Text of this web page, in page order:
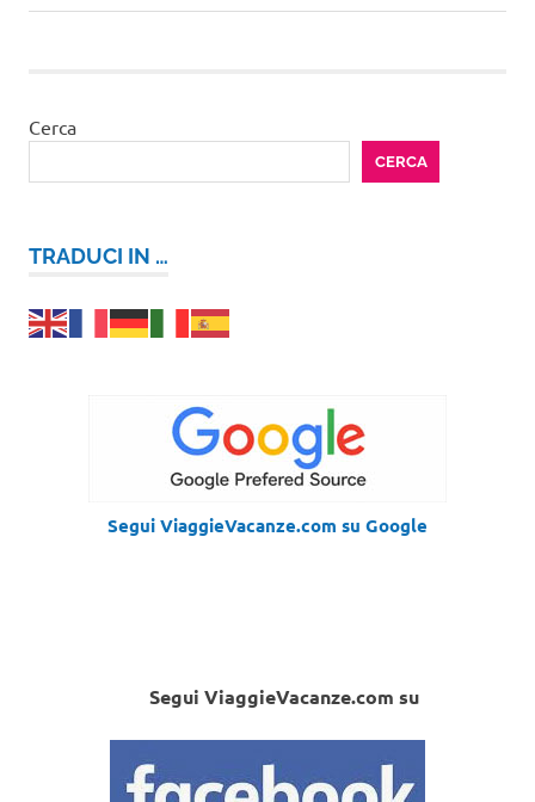
articoli
successivo:
Cerca
CERCA
TRADUCI IN …
Segui ViaggieVacanze.com su Google
Segui ViaggieVacanze.com su